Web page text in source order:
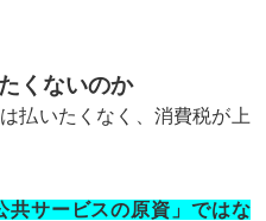
くないのか
払いたくなく、消費税が上
共サービスの原資」ではな